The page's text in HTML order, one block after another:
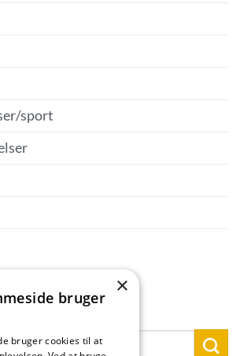
sport
×
bruger
bruger cookies til at